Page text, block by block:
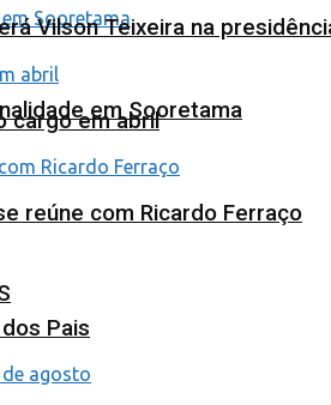
em Sooretama
Vilson Teixeira na
cargo em abril
reúne com Ricardo Ferraço
Pais